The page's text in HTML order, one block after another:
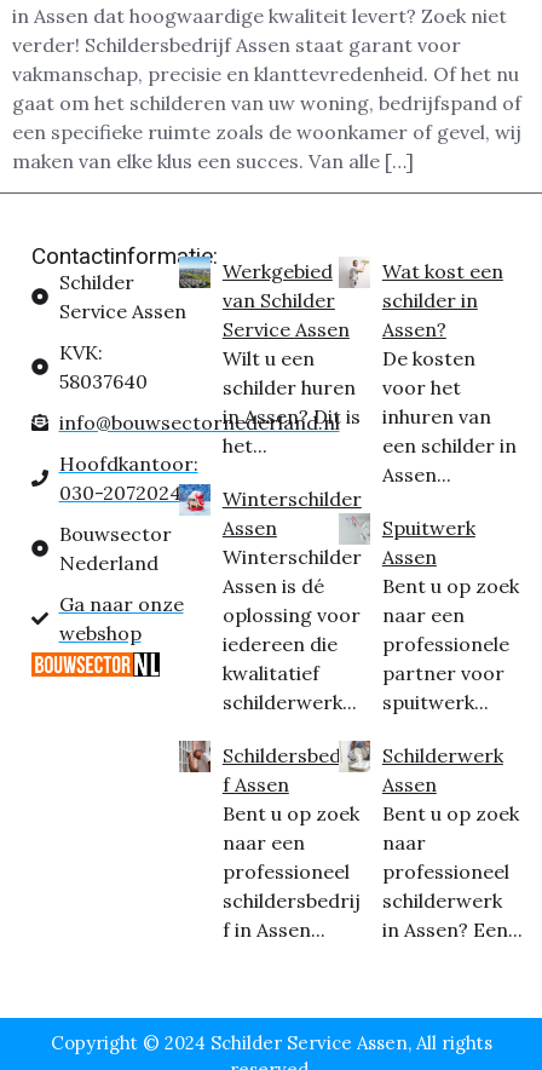
in Assen dat hoogwaardige kwaliteit levert? Zoek niet
verder! Schildersbedrijf Assen staat garant voor
vakmanschap, precisie en klanttevredenheid. Of het nu
gaat om het schilderen van uw woning, bedrijfspand of
een specifieke ruimte zoals de woonkamer of gevel, wij
maken van elke klus een succes. Van alle […]
Contactinformatie:
Schilder
Service Assen
KVK:
58037640
info@bouwsectornederland.nl
Hoofdkantoor:
030-2072024
Bouwsector
Nederland
Ga naar onze
webshop
Werkgebied
van Schilder
Service Assen
Wilt u een
schilder huren
in Assen? Dit is
het...
Winterschilder
Assen
Winterschilder
Assen is dé
oplossing voor
iedereen die
kwalitatief
schilderwerk...
Schildersbedrij
f Assen
Bent u op zoek
naar een
professioneel
schildersbedrij
f in Assen...
Wat kost een
schilder in
Assen?
De kosten
voor het
inhuren van
een schilder in
Assen...
Spuitwerk
Assen
Bent u op zoek
naar een
professionele
partner voor
spuitwerk...
Schilderwerk
Assen
Bent u op zoek
naar
professioneel
schilderwerk
in Assen? Een...
Copyright © 2024 Schilder Service Assen, All rights